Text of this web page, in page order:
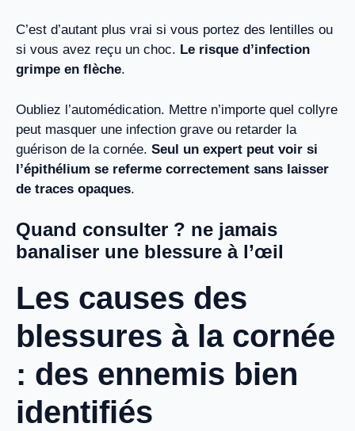
C’est d’autant plus vrai si vous portez des lentilles ou
si vous avez reçu un choc. Le risque d’infection
grimpe en flèche.
Oubliez l’automédication. Mettre n’importe quel collyre
peut masquer une infection grave ou retarder la
guérison de la cornée. Seul un expert peut voir si
l’épithélium se referme correctement sans laisser
de traces opaques.
Quand consulter ? ne jamais
banaliser une blessure à l’œil
Les causes des
blessures à la cornée
: des ennemis bien
identifiés